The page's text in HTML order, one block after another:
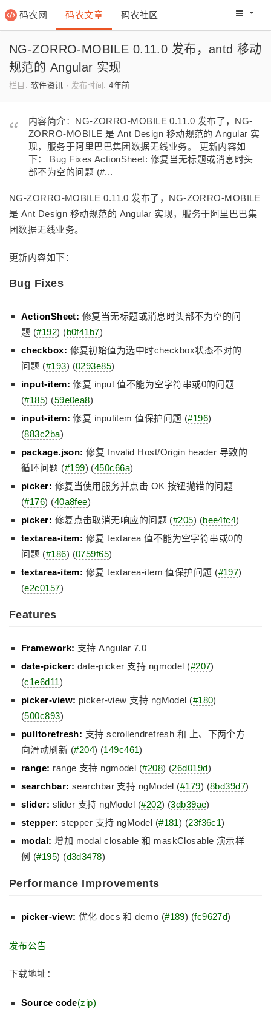
码农网 码农文章 码农社区 码农网
NG-ZORRO-MOBILE 0.11.0 发布，antd 移动
规范的 Angular 实现
栏目: 软件资讯 · 发布时间:4年前
内容简介：NG-ZORRO-MOBILE 0.11.0 发布了，NG-
ZORRO-MOBILE 是 Ant Design 移动规范的 Angular 实
现，服务于阿里巴巴集团数据无线业务。 更新内容如
下： Bug Fixes ActionSheet: 修复当无标题或消息时头
部不为空的问题 (#...
NG-ZORRO-MOBILE 0.11.0 发布了，NG-ZORRO-MOBILE
是 Ant Design 移动规范的 Angular 实现，服务于阿里巴巴集
团数据无线业务。
更新内容如下：
Bug Fixes
ActionSheet: 修复当无标题或消息时头部不为空的问
题 (#192) (b0f41b7)
checkbox: 修复初始值为选中时checkbox状态不对的
问题 (#193) (0293e85)
input-item: 修复 input 值不能为空字符串或0的问题
(#185) (59e0ea8)
input-item: 修复 inputitem 值保护问题 (#196)
(883c2ba)
package.json: 修复 Invalid Host/Origin header 导致的
循环问题 (#199) (450c66a)
picker: 修复当使用服务并点击 OK 按钮抛错的问题
(#176) (40a8fee)
picker: 修复点击取消无响应的问题 (#205) (bee4fc4)
textarea-item: 修复 textarea 值不能为空字符串或0的
问题 (#186) (0759f65)
textarea-item: 修复 textarea-item 值保护问题 (#197)
(e2c0157)
Features
Framework: 支持 Angular 7.0
date-picker: date-picker 支持 ngmodel (#207)
(c1e6d11)
picker-view: picker-view 支持 ngModel (#180)
(500c893)
pulltorefresh: 支持 scrollendrefresh 和 上、下两个方
向滑动刷新 (#204) (149c461)
range: range 支持 ngmodel (#208) (26d019d)
searchbar: searchbar 支持 ngModel (#179) (8bd39d7)
slider: slider 支持 ngModel (#202) (3db39ae)
stepper: stepper 支持 ngModel (#181) (23f36c1)
modal: 增加 modal closable 和 maskClosable 演示样
例 (#195) (d3d3478)
Performance Improvements
picker-view: 优化 docs 和 demo (#189) (fc9627d)
发布公告
下载地址：
Source code(zip)